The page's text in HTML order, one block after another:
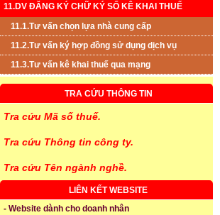
11.DV ĐĂNG KÝ CHỮ KÝ SỐ KÊ KHAI THUẾ
11.1.Tư vấn chọn lựa nhà cung cấp
11.2.Tư vấn ký hợp đồng sử dụng dịch vụ
11.3.Tư vấn kê khai thuế qua mạng
TRA CỨU THÔNG TIN
Tra cứu Mã số thuế.
Tra cứu Thông tin công ty.
Tra cứu Tên ngành nghề.
LIÊN KẾT WEBSITE
- Website dành cho doanh nhân